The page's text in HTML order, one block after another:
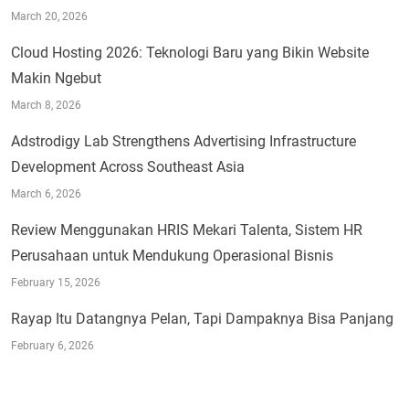
March 20, 2026
Cloud Hosting 2026: Teknologi Baru yang Bikin Website
Makin Ngebut
March 8, 2026
Adstrodigy Lab Strengthens Advertising Infrastructure
Development Across Southeast Asia
March 6, 2026
Review Menggunakan HRIS Mekari Talenta, Sistem HR
Perusahaan untuk Mendukung Operasional Bisnis
February 15, 2026
Rayap Itu Datangnya Pelan, Tapi Dampaknya Bisa Panjang
February 6, 2026